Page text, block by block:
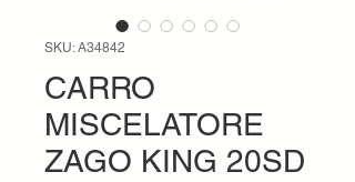
SKU: A34842
CARRO
MISCELATORE
ZAGO KING 20SD